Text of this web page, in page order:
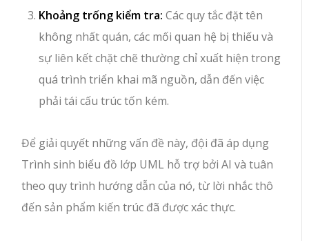
Khoảng trống kiểm tra: Các quy tắc đặt tên
không nhất quán, các mối quan hệ bị thiếu và
sự liên kết chặt chẽ thường chỉ xuất hiện trong
quá trình triển khai mã nguồn, dẫn đến việc
phải tái cấu trúc tốn kém.
Để giải quyết những vấn đề này, đội đã áp dụng
Trình sinh biểu đồ lớp UML hỗ trợ bởi AI và tuân
theo quy trình hướng dẫn của nó, từ lời nhắc thô
đến sản phẩm kiến trúc đã được xác thực.